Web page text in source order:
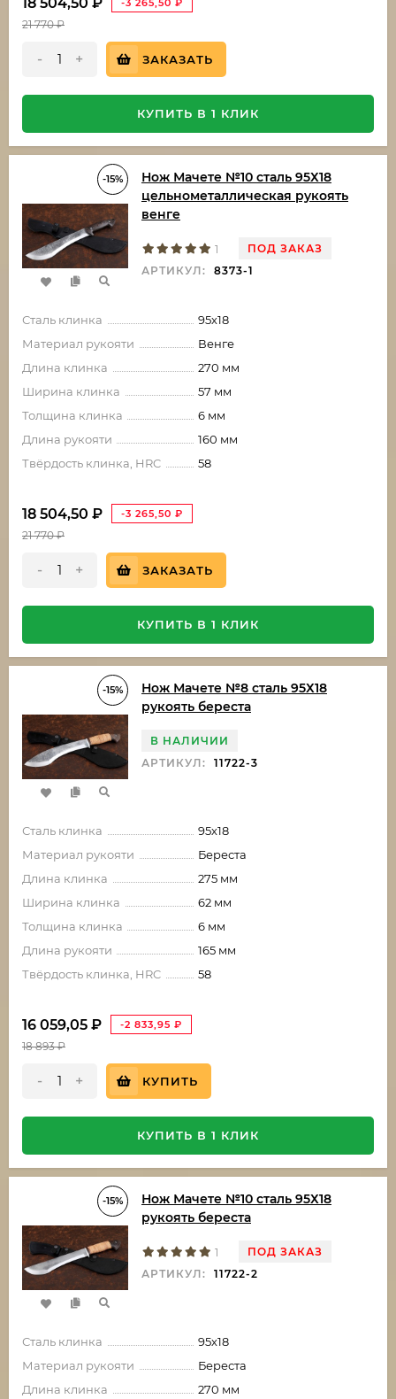
-3 265,50 ₽
21 770₽
- + ЗАКАЗАТЬ
КУПИТЬ В 1 КЛИК
-15%
Нож Мачете №10 сталь 95Х18
цельнометаллическая рукоять
венге
1
ПОД ЗАКАЗ
АРТИКУЛ:
8373-1
Сталь клинка
95х18
Материал рукояти
Венге
Длина клинка
270 мм
Ширина клинка
57 мм
Толщина клинка
6 мм
Длина рукояти
160 мм
Твёрдость клинка, HRC
58
18 504,50 ₽ -3 265,50 ₽
21 770₽
- + ЗАКАЗАТЬ
КУПИТЬ В 1 КЛИК
-15%
Нож Мачете №8 сталь 95Х18
рукоять береста
В НАЛИЧИИ
АРТИКУЛ:
11722-3
Сталь клинка
95х18
Материал рукояти
Береста
Длина клинка
275 мм
Ширина клинка
62 мм
Толщина клинка
6 мм
Длина рукояти
165 мм
Твёрдость клинка, HRC
58
16 059,05 ₽ -2 833,95 ₽
18 893₽
- + КУПИТЬ
КУПИТЬ В 1 КЛИК
-15%
Нож Мачете №10 сталь 95Х18
рукоять береста
1
ПОД ЗАКАЗ
АРТИКУЛ:
11722-2
Сталь клинка
95х18
Материал рукояти
Береста
Длина клинка
270 мм